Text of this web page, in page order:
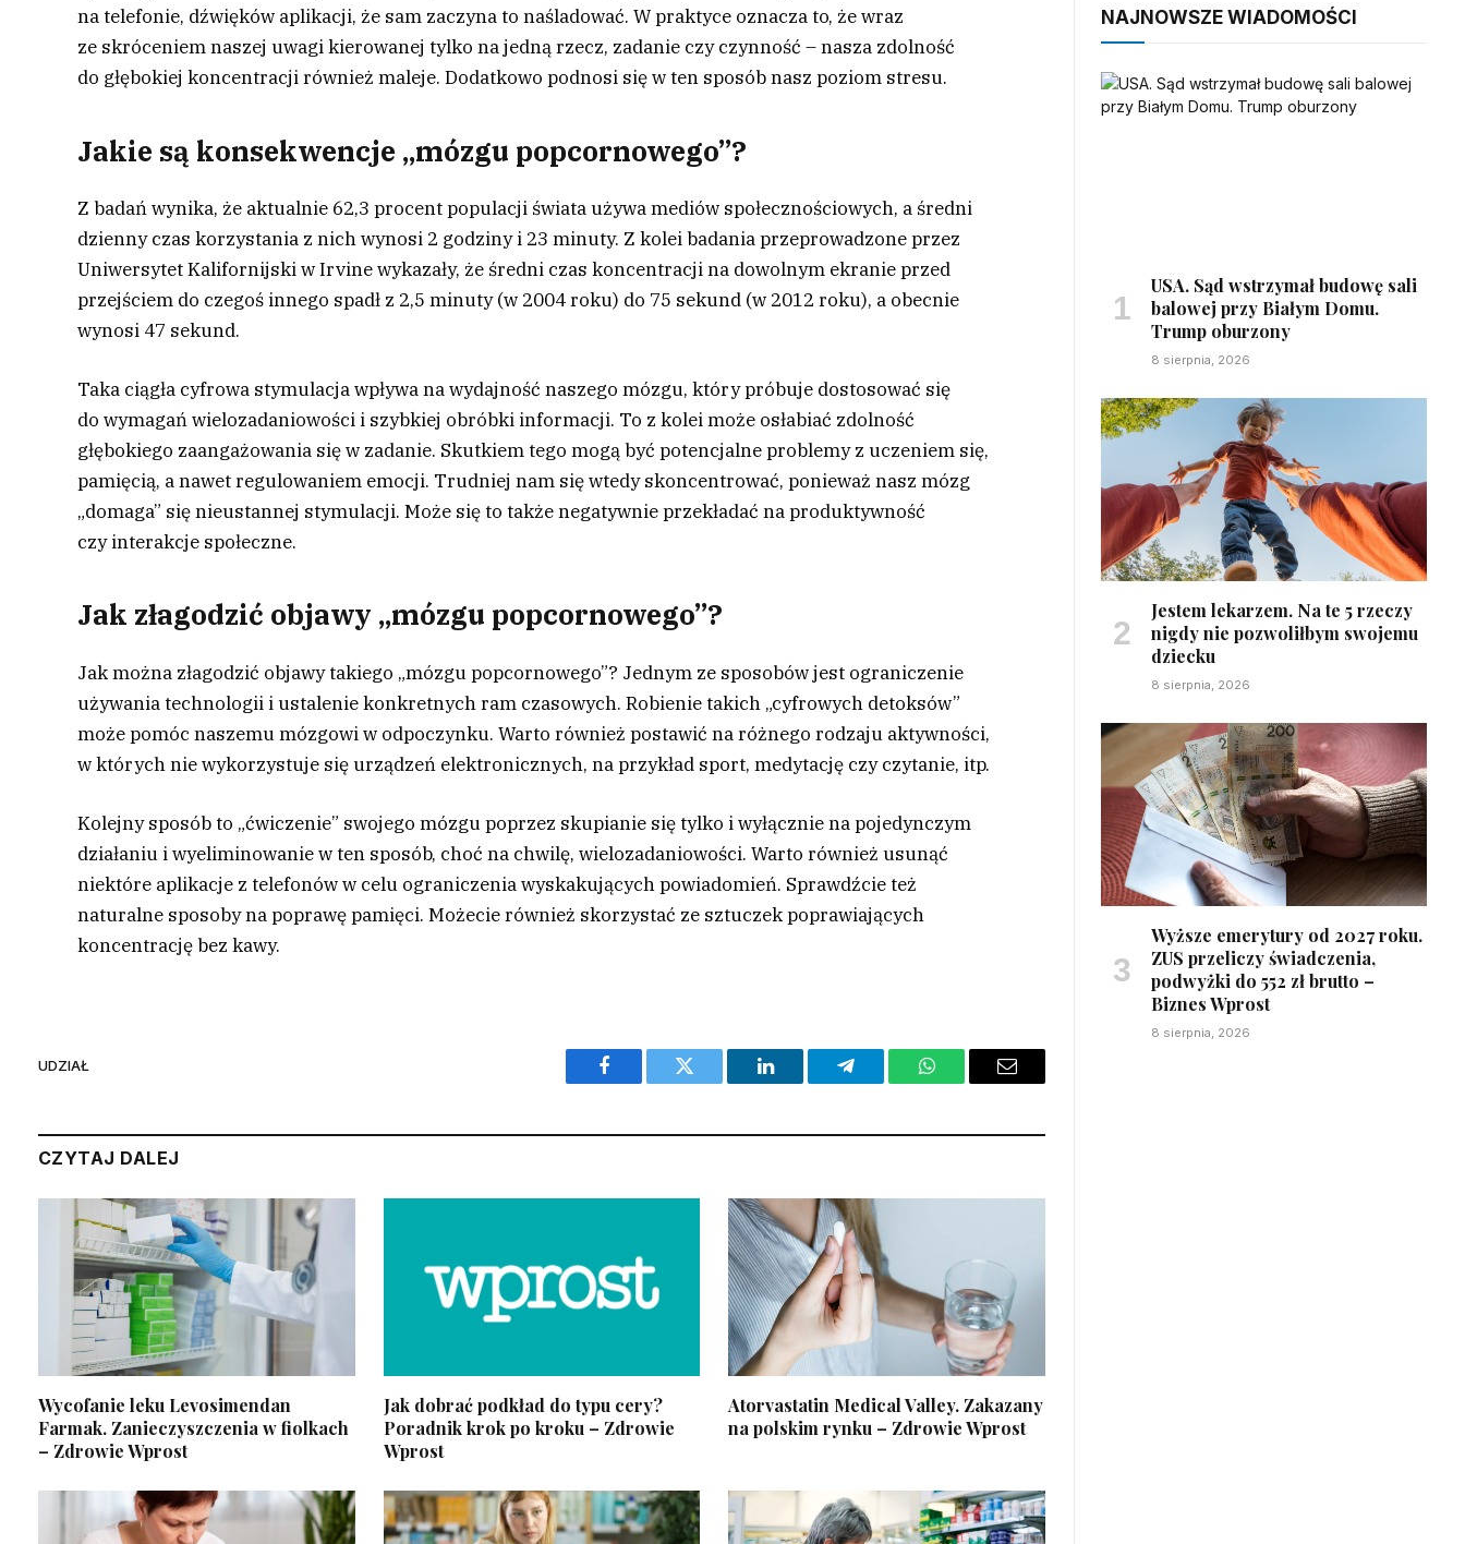
na telefonie, dźwięków aplikacji, że sam zaczyna to naśladować. W praktyce oznacza to, że wraz
ze skróceniem naszej uwagi kierowanej tylko na jedną rzecz, zadanie czy czynność – nasza zdolność
do głębokiej koncentracji również maleje. Dodatkowo podnosi się w ten sposób nasz poziom stresu.
Jakie są konsekwencje „mózgu popcornowego”?
Z badań wynika, że aktualnie 62,3 procent populacji świata używa mediów społecznościowych, a średni
dzienny czas korzystania z nich wynosi 2 godziny i 23 minuty. Z kolei badania przeprowadzone przez
Uniwersytet Kalifornijski w Irvine wykazały, że średni czas koncentracji na dowolnym ekranie przed
przejściem do czegoś innego spadł z 2,5 minuty (w 2004 roku) do 75 sekund (w 2012 roku), a obecnie
wynosi 47 sekund.
Taka ciągła cyfrowa stymulacja wpływa na wydajność naszego mózgu, który próbuje dostosować się
do wymagań wielozadaniowości i szybkiej obróbki informacji. To z kolei może osłabiać zdolność
głębokiego zaangażowania się w zadanie. Skutkiem tego mogą być potencjalne problemy z uczeniem się,
pamięcią, a nawet regulowaniem emocji. Trudniej nam się wtedy skoncentrować, ponieważ nasz mózg
„domaga” się nieustannej stymulacji. Może się to także negatywnie przekładać na produktywność
czy interakcje społeczne.
Jak złagodzić objawy „mózgu popcornowego”?
Jak można złagodzić objawy takiego „mózgu popcornowego”? Jednym ze sposobów jest ograniczenie
używania technologii i ustalenie konkretnych ram czasowych. Robienie takich „cyfrowych detoksów”
może pomóc naszemu mózgowi w odpoczynku. Warto również postawić na różnego rodzaju aktywności,
w których nie wykorzystuje się urządzeń elektronicznych, na przykład sport, medytację czy czytanie, itp.
Kolejny sposób to „ćwiczenie” swojego mózgu poprzez skupianie się tylko i wyłącznie na pojedynczym
działaniu i wyeliminowanie w ten sposób, choć na chwilę, wielozadaniowości. Warto również usunąć
niektóre aplikacje z telefonów w celu ograniczenia wyskakujących powiadomień. Sprawdźcie też
naturalne sposoby na poprawę pamięci. Możecie również skorzystać ze sztuczek poprawiających
koncentrację bez kawy.
UDZIAŁ
Facebook Twitter LinkedIn Telegram WhatsAppEmail
CZYTAJ DALEJ
Wycofanie leku Levosimendan
Farmak. Zanieczyszczenia w fiolkach
– Zdrowie Wprost
Jak dobrać podkład do typu cery?
Poradnik krok po kroku – Zdrowie
Wprost
Atorvastatin Medical Valley. Zakazany
na polskim rynku – Zdrowie Wprost
NAJNOWSZE WIADOMOŚCI
USA. Sąd wstrzymał budowę sali
balowej przy Białym Domu.
Trump oburzony
8 sierpnia, 2026
Jestem lekarzem. Na te 5 rzeczy
nigdy nie pozwoliłbym swojemu
dziecku
8 sierpnia, 2026
Wyższe emerytury od 2027 roku.
ZUS przeliczy świadczenia,
podwyżki do 552 zł brutto –
Biznes Wprost
8 sierpnia, 2026